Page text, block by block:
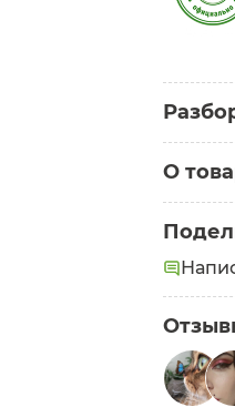
О
Состав: